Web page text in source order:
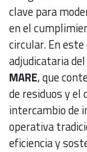
clave para
en el
circular. En
adjudicataria
MARE, que
de residuos y
intercambio de
operativa
eficiencia y